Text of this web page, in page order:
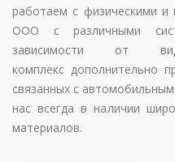
работаем с физическими
ООО с различными
зависимости от
комплекс дополнительно
связанных с
нас всегда в наличии
материалов.